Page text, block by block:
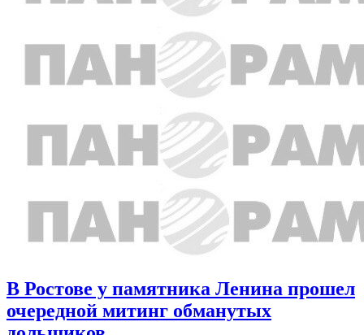
В Ростове у памятника Ленина прошел
очередной митинг обманутых